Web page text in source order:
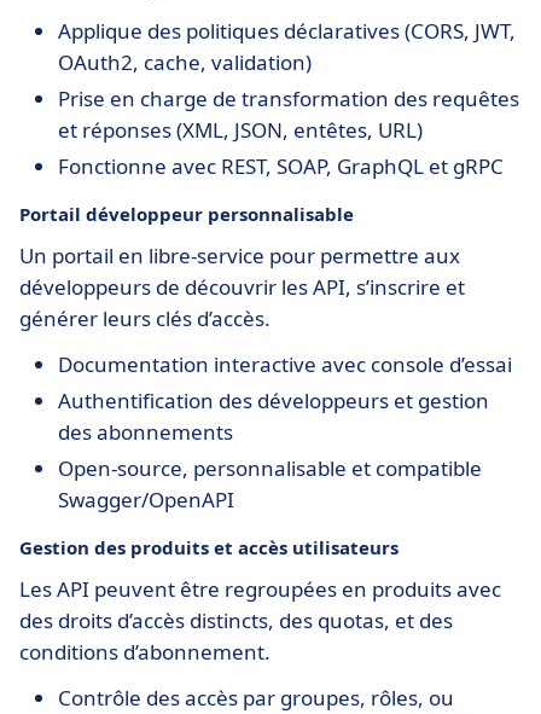
Applique des politiques déclaratives (CORS, JWT,
OAuth2, cache, validation)
Prise en charge de transformation des requêtes
et réponses (XML, JSON, entêtes, URL)
Fonctionne avec REST, SOAP, GraphQL et gRPC
Portail développeur personnalisable
Un portail en libre-service pour permettre aux
développeurs de découvrir les API, s’inscrire et
générer leurs clés d’accès.
Documentation interactive avec console d’essai
Authentification des développeurs et gestion
des abonnements
Open-source, personnalisable et compatible
Swagger/OpenAPI
Gestion des produits et accès utilisateurs
Les API peuvent être regroupées en produits avec
des droits d’accès distincts, des quotas, et des
conditions d’abonnement.
Contrôle des accès par groupes, rôles, ou